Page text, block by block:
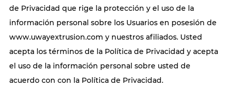
de Privacidad que rige la protección y el uso de la
información personal sobre los Usuarios en posesión de
www.uwayextrusion.com y nuestros afiliados. Usted
acepta los términos de la Política de Privacidad y acepta
el uso de la información personal sobre usted de
acuerdo con con la Política de Privacidad.